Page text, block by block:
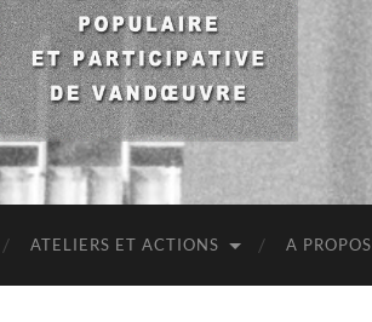
UP2V
ATELIERS ET ACTIONS A PROPOS